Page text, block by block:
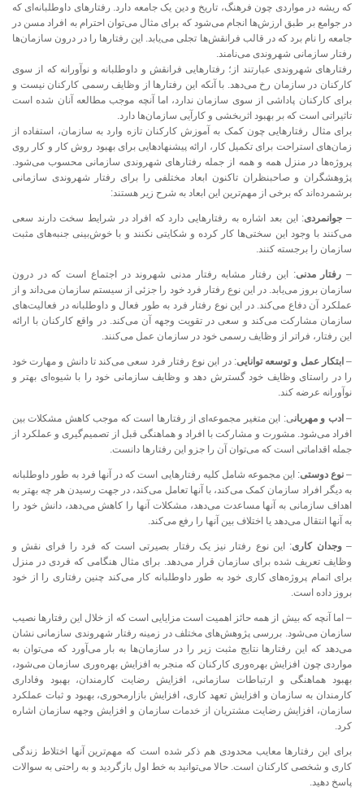
که ریشه در مواردی چون فرهنگ، تاریخ و دین یک جامعه دارد. رفتارهای داوطلبانه‌ای که
در جوامع بر طبق ارزش‌ها انجام می‌شود که برای مثال می‌توان احترام به افراد مسن در
جامعه را نام برد که در قالب فرانقش‌ها تجلی می‌یابد. این رفتارها را در درون سازمان‌ها
رفتار سازمانی شهروندی می‌نامند.
رفتارهای شهروندی عبارتند از؛ رفتارهایی فرانقش و داوطلبانه و نوآورانه که از سوی
کارکنان در سازمان رخ می‌دهد. با آنکه این رفتارها از وظایف رسمی کارکنان نیست و
برای کارکنان پاداشی از سوی سازمان ندارد، اما آنچه موجب مطالعه آنان شده است
تاثیراتی است که بر بهبود اثربخشی و کارآیی سازمان‌ها دارد.
برای مثال رفتار‌هایی چون کمک به آموزش کارکنان تازه وارد به سازمان، استفاده از
زمان‌های استراحت برای تکمیل کار، ارائه پیشنهادهایی برای بهبود روش کار و کار روی
پروژه‌ها در منزل همه و همه از جمله رفتارهای شهروندی سازمانی محسوب می‌شود.
پژوهشگران و صاحبنظران تاکنون ابعاد مختلفی را برای رفتار شهروندی سازمانی
برشمرده‌اند که برخی از مهم‌ترین این ابعاد به شرح زیر هستند:
– جوانمردی: این بعد اشاره به رفتارهایی دارد که افراد در شرایط سخت دارند سعی
می‌کنند با وجود این سختی‌ها کار کرده و شکایتی نکنند و با خوش‌بینی جنبه‌های مثبت
سازمان را برجسته کنند.
– رفتار مدنی: این رفتار مشابه رفتار مدنی شهروند در اجتماع است که در درون
سازمان بروز می‌یابد. در این نوع رفتار فرد خود را جزئی از سیستم سازمان می‌داند و از
عملکرد آن دفاع می‌کند. در این نوع رفتار فرد به طور فعال و داوطلبانه در فعالیت‌های
سازمان مشارکت می‌کند و سعی در تقویت وجهه آن می‌کند. در واقع کارکنان با ارائه
این رفتار، فراتر از وظایف رسمی خود در سازمان عمل می‌کنند.
– ابتکار عمل و توسعه توانایی: در این نوع رفتار فرد سعی می‌کند تا دانش و مهارت خود
را در راستای وظایف خود گسترش دهد و وظایف سازمانی خود را با شیوه‌ای بهتر و
نوآورانه عرضه کند.
–ادب و مهربانی: این متغیر مجموعه‌ای از رفتارها است که موجب کاهش مشکلات بین
افراد می‌شود. مشورت و مشارکت با افراد و هماهنگی قبل از تصمیم‌گیری و عملکرد از
جمله اقداماتی است که می‌توان آن را جزو این رفتارها دانست.
–نوع دوستی: این مجموعه شامل کلیه رفتارهایی است که در آنها فرد به طور داوطلبانه
به دیگر افراد سازمان کمک می‌کند، با آنها تعامل می‌کند، در جهت رسیدن هر چه بهتر به
اهداف سازمانی به آنها مساعدت می‌دهد، مشکلات آنها را کاهش می‌دهد، دانش خود را
به آنها انتقال می‌دهد یا اختلاف بین آنها را رفع می‌کند.
–وجدان کاری: این نوع رفتار نیز یک رفتار بصیرتی است که فرد را فرای نقش و
وظایف تعریف شده برای سازمان قرار می‌دهد. برای مثال هنگامی که فردی در منزل
برای اتمام پروژه‌های کاری خود به طور داوطلبانه کار می‌کند چنین رفتاری را از خود
بروز داده است.
– اما آنچه که بیش از همه حائز اهمیت است مزایایی است که از خلال این رفتارها نصیب
سازمان می‌شود. بررسی پژوهش‌های مختلف در زمینه رفتار شهروندی سازمانی نشان
می‌دهد که این رفتارها نتایج مثبت زیر را در سازمان‌ها به بار می‌آورد که می‌توان به
مواردی چون افزایش بهره‌وری کارکنان که منجر به افزایش بهره‌وری سازمان می‌شود،
بهبود هماهنگی و ارتباطات سازمانی، افزایش رضایت کارمندان، بهبود وفاداری
کارمندان به سازمان و افزایش تعهد کاری، افزایش بازارمحوری، بهبود و ثبات عملکرد
سازمان، افزایش رضایت مشتریان از خدمات سازمان و افزایش وجهه سازمان اشاره
کرد.
برای این رفتارها معایب محدودی هم ذکر شده است که مهم‌ترین آنها اختلاط زندگی
کاری و شخصی کارکنان است. حالا می‌توانید به خط اول بازگردید و به راحتی به سوالات
پاسخ دهید.